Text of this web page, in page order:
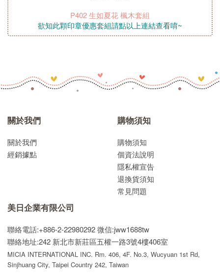
P402 生如夏花 楓木套組
欲知此顆印章優惠套組請點以上連結查看唷~
關於我們
關於我們
經銷據點
購物須知
購物須知
個資法說明
隱私權宣告
退換貨須知
常見問題
美日企業有限公司
聯絡電話:+886-2-22980292微信:jww1688tw
聯絡地址:242 新北市新莊區五權一路3號4樓406室
MICIA INTERNATIONAL INC. Rm. 406, 4F. No.3, Wucyuan 1st Rd,
Sinjhuang City, Taipei Country 242, Taiwan